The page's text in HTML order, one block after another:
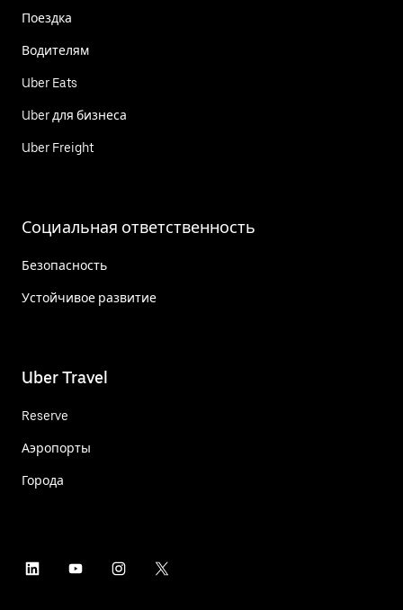
Поездка
Водителям
Uber Eats
Uber для бизнеса
Uber Freight
Социальная ответственность
Безопасность
Устойчивое развитие
Uber Travel
Reserve
Аэропорты
Города